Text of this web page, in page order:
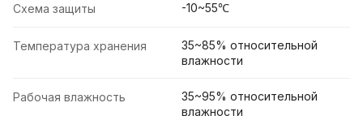
Схема защиты -10~55℃
Температура хранения
35~85% относительной
влажности
Рабочая влажность
35~95% относительной
влажности